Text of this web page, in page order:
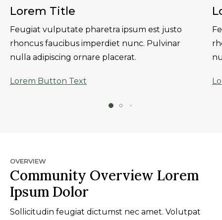
Lorem Title
Feugiat vulputate pharetra ipsum est justo
rhoncus faucibus imperdiet nunc. Pulvinar
nulla adipiscing ornare placerat.
Lorem Button Text
OVERVIEW
Community Overview Lorem
Ipsum Dolor
Sollicitudin feugiat dictumst nec amet. Volutpat